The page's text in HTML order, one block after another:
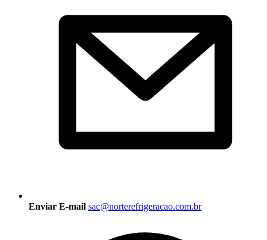
Enviar E-mail sac@norterefrigeracao.com.br